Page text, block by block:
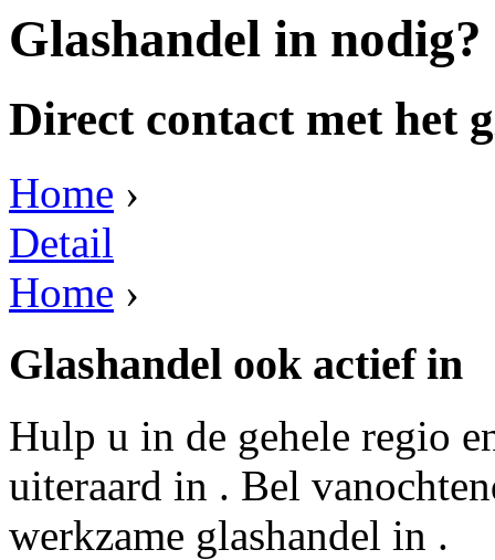
Glashandel in nodig?
Direct contact met het
Home ›
Detail
Home ›
Glashandel ook actief in
Hulp u in de gehele regio
uiteraard in . Bel
werkzame glashandel in .